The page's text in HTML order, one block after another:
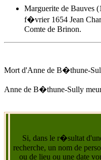
Marguerite de Bauves
f�vrier 1654 Jean
Comte de Brinon.
Mort d'Anne de B�thune-
Anne de B�thune-Sully
Si, dans le r�sultat
recherche, un nom de
ou de lieu ou une date